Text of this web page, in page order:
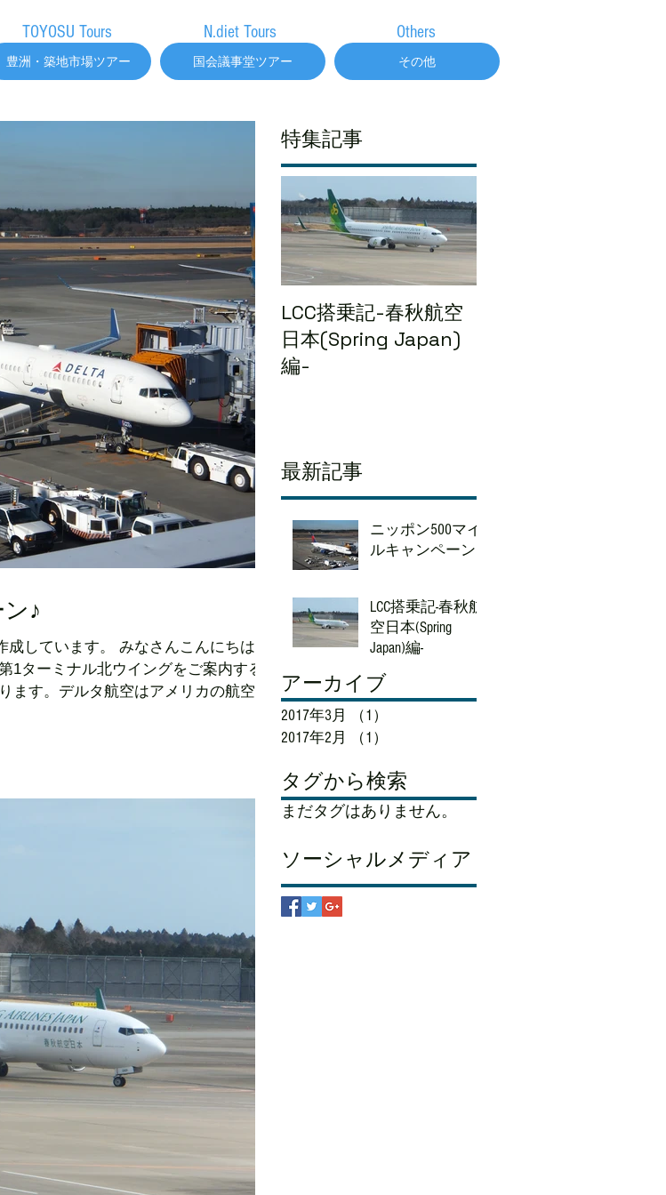
豊洲・築地市場ツアー 国会議事堂ツアー その他
TOYOSU Tours N.diet Tours Others
FAQ
♪
しています。 みなさんこんにちは！
1ターミナル北ウイングをご案内する
ます。デルタ航空はアメリカの航空会
特集記事
LCC搭乗記-春秋航空
日本(Spring Japan)
編-
最新記事
ニッポン500マイ
ルキャンペーン♪
LCC搭乗記-春秋航
空日本(Spring
Japan)編-
アーカイブ
2017年3月 （1）
2017年2月
（1）
タグから検索
まだタグはありません。
ソーシャルメディア